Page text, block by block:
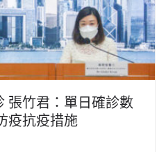
張竹君：單日確診數
疫抗疫措施